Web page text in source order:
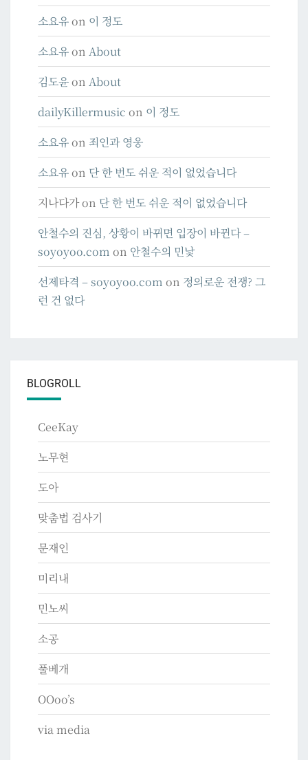
소요유on 이 정도
소요유on About
김도윤on About
dailyKillermusic on 이 정도
소요유on 죄인과 영웅
소요유on 단 한 번도 쉬운 적이 없었습니다
지나다가on 단 한 번도 쉬운 적이 없었습니다
안철수의 진심, 상황이 바뀌면 입장이 바뀐다 –
soyoyoo.com on 안철수의 민낯
선제타격 – soyoyoo.com on 정의로운 전쟁? 그
런 건 없다
BLOGROLL
CeeKay
노무현
도아
맞춤법 검사기
문재인
미리내
민노씨
소공
풀베개
OOoo’s
via media